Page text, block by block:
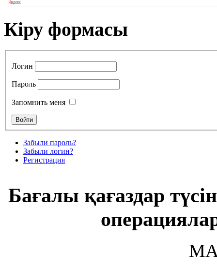
Кіру формасы
Логин
Пароль
Запомнить меня
Забыли пароль?
Забыли логин?
Регистрация
Бағалы қағаздар